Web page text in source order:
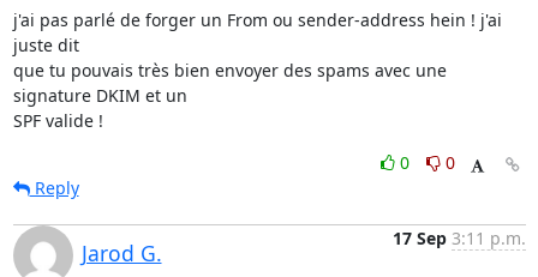
j'ai pas parlé de forger un From ou sender-address hein ! j'ai
juste dit
que tu pouvais très bien envoyer des spams avec une
signature DKIM et un
SPF valide !
0
0
Reply
Jarod G.
17 Sep 3:11 p.m.